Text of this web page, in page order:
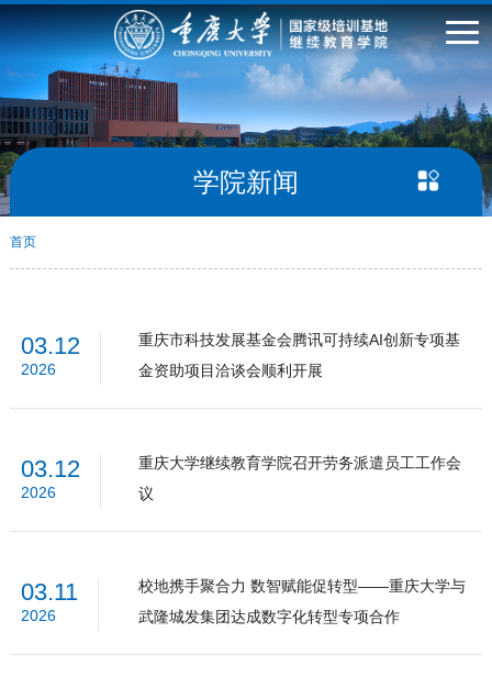
学院新闻
首页
03.12
2026
重庆市科技发展基金会腾讯可持续AI创新专项基
金资助项目洽谈会顺利开展
03.12
2026
重庆大学继续教育学院召开劳务派遣员工工作会
议
03.11
2026
校地携手聚合力 数智赋能促转型——重庆大学与
武隆城发集团达成数字化转型专项合作